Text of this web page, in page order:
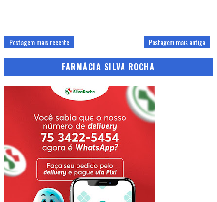
Postagem mais recente Postagem mais antiga
FARMÁCIA SILVA ROCHA